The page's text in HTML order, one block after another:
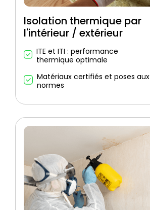
Isolation thermique par
l'intérieur / extérieur
ITE et ITI : performance
thermique optimale
Matériaux certifiés et poses aux
normes